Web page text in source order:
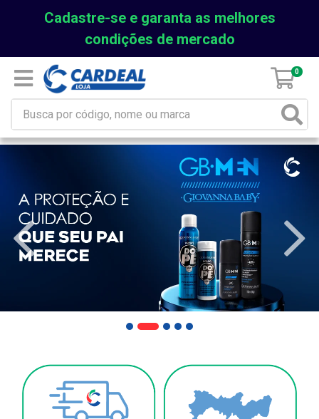
Cadastre-se e garanta as melhores
condições de mercado
0